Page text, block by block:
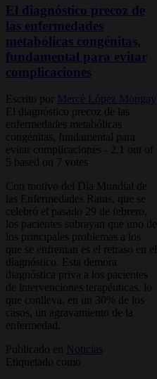
El diagnóstico precoz de
las enfermedades
metabólicas congénitas,
fundamental para evitar
complicaciones
Escrito por
Mercè López Mongay
El diagnóstico precoz de las
enfermedades metabólicas
congénitas, fundamental para
evitar complicaciones - 2.1 out of
5 based on 7 votes
Con motivo del Día Mundial de
las Enfermedades Raras, que se
celebró el pasado 29 de febrero,
los pacientes subrayan que uno de
los principales problemas a los
que se enfrentan es el retraso en el
diagnóstico. Esta demora
diagnóstica priva a los pacientes
de intervenciones terapéuticas, lo
que conlleva, en un 30% de los
casos, un agravamiento de la
enfermedad.
Publicado en Noticias
Etiquetado como